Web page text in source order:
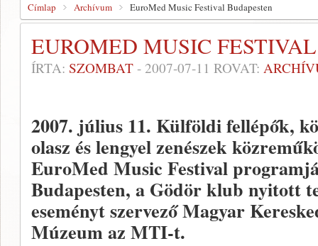
Címlap Archívum EuroMed Music Festival Budapesten
EUROMED MUSIC
ÍRTA: SZOMBAT - 2007-07-11 ROVAT:
2007. július 11. Külföldi fellépők,
olasz és lengyel zenészek
EuroMed Music Festival
Budapesten, a Gödör klub nyitott
eseményt szervező Magyar
Múzeum az MTI-t.